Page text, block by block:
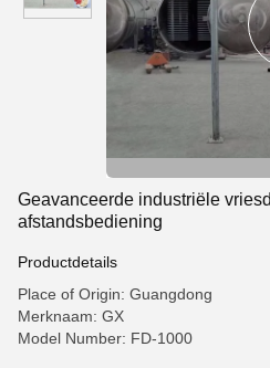
Geavanceerde industriële
afstandsbediening
Productdetails
Place of Origin: Guangdong
Merknaam: GX
Model Number: FD-1000